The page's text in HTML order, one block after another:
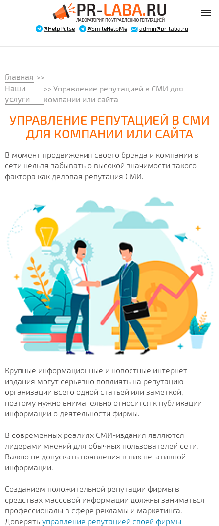
PR-LABA.RU
ЛАБОРАТОРИЯ ПО УПРАВЛЕНИЮ РЕПУТАЦИЕЙ
@HelpPulse @SmileHelpMe admin@pr-laba.ru
Главная
Наши
услуги
>> Управление репутацией в СМИ для
компании или сайта
УПРАВЛЕНИЕ РЕПУТАЦИЕЙ В СМИ
ДЛЯ КОМПАНИИ ИЛИ САЙТА
В момент продвижения своего бренда и компании в
сети нельзя забывать о высокой значимости такого
фактора как деловая репутация СМИ.
Крупные информационные и новостные интернет-
издания могут серьезно повлиять на репутацию
организации всего одной статьей или заметкой,
поэтому нужно внимательно относится к публикации
информации о деятельности фирмы.
В современных реалиях СМИ-издания являются
лидерами мнений для обычных пользователей сети.
Важно не допускать появления в них негативной
информации.
Созданием положительной репутации фирмы в
средствах массовой информации должны заниматься
профессионалы в сфере рекламы и маркетинга.
Доверять управление репутацией своей фирмы